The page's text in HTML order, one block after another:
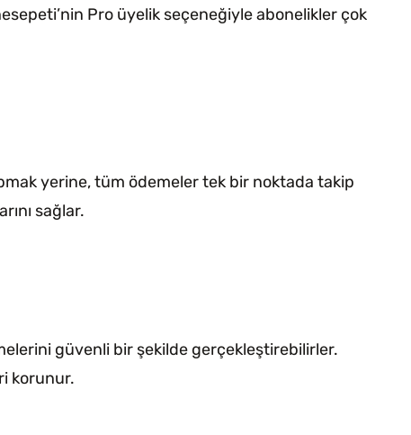
Pro üyelik seçeneğiyle abonelikler çok
yerine, tüm ödemeler tek bir noktada takip
sağlar.
güvenli bir şekilde gerçekleştirebilirler.
korunur.